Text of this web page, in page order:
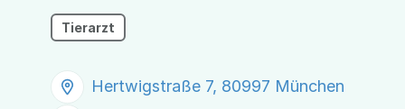
Tierarzt
Hertwigstraße 7, 80997 München